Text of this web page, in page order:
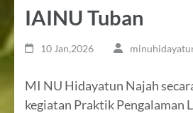
IAINU Tuban
10 Jan,2026
MI NU Hidayatun Najah
kegiatan Praktik Pengalaman